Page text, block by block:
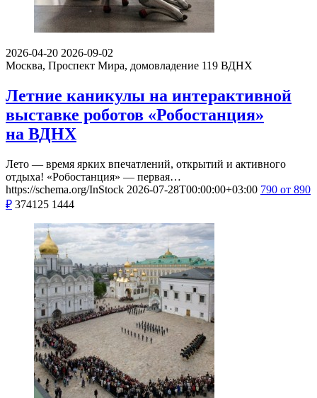
2026-04-20 2026-09-02
Москва, Проспект Мира, домовладение 119 ВДНХ
Летние каникулы на интерактивной
выставке роботов «Робостанция»
на ВДНХ
Лето — время ярких впечатлений, открытий и активного
отдыха! «Робостанция» — первая…
https://schema.org/InStock 2026-07-28T00:00:00+03:00 790 от 890
₽ 374125 1444